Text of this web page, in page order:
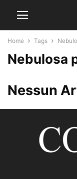
Home Tags
Nebulosa
Nessun